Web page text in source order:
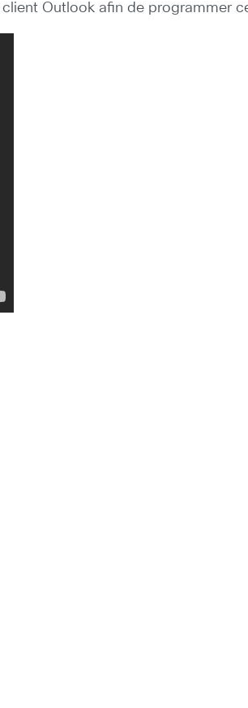
Outlook afin de programmer